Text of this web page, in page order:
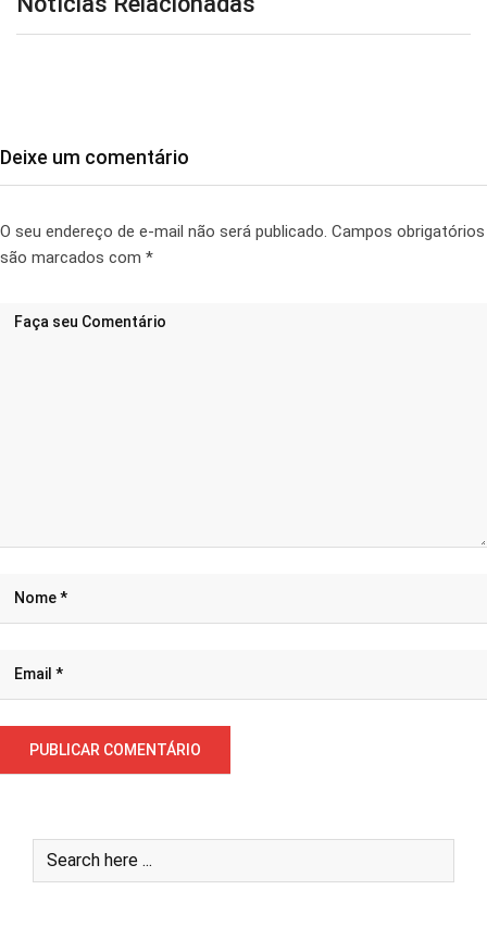
Deixe um comentário
O seu endereço de e-mail não será publicado. Campos obrigatórios
são marcados com *